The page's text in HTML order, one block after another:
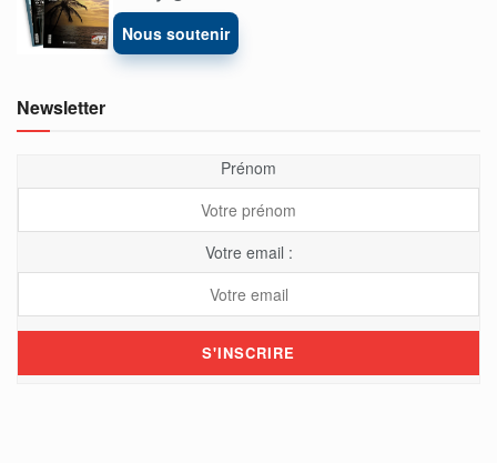
Nous soutenir
Newsletter
Prénom
Votre email :